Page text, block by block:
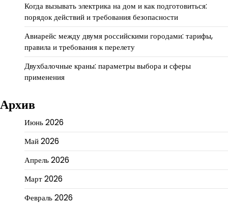
Когда вызывать электрика на дом и как подготовиться:
порядок действий и требования безопасности
Авиарейс между двумя российскими городами: тарифы,
правила и требования к перелету
Двухбалочные краны: параметры выбора и сферы
применения
Архив
Июнь 2026
Май 2026
Апрель 2026
Март 2026
Февраль 2026